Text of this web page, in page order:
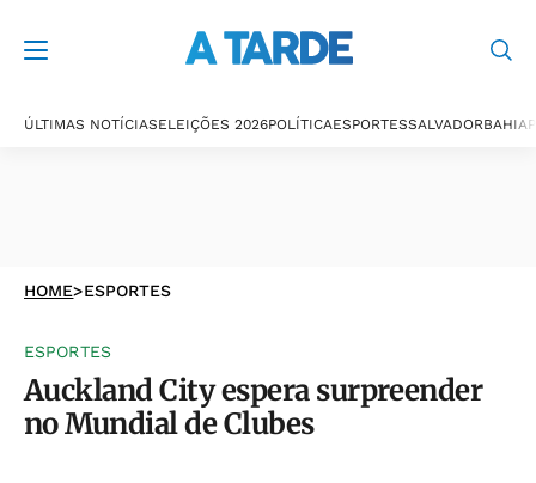
ÚLTIMAS NOTÍCIASELEIÇÕES 2026POLÍTICAESPORTESSALVADORBAHIA
HOME>ESPORTES
ESPORTES
Auckland City espera surpreender
no Mundial de Clubes